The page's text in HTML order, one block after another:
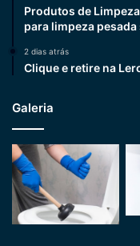
Produtos de
para limpeza
2 dias atrás
Clique e retire na
Galeria